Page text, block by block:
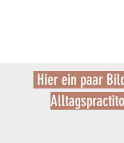
Hier ein paar